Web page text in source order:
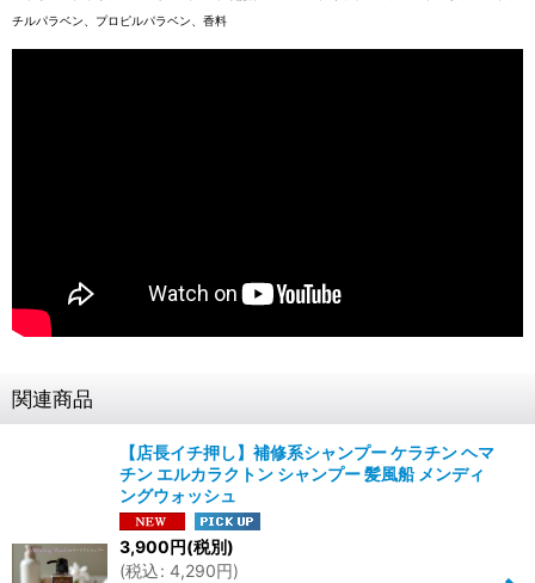
チルパラベン、プロピルパラベン、香料
関連商品
【店長イチ押し】補修系シャンプー ケラチン ヘマ
チン エルカラクトン シャンプー 髪風船 メンディ
ングウォッシュ
3,900円(税別)
(税込: 4,290円)